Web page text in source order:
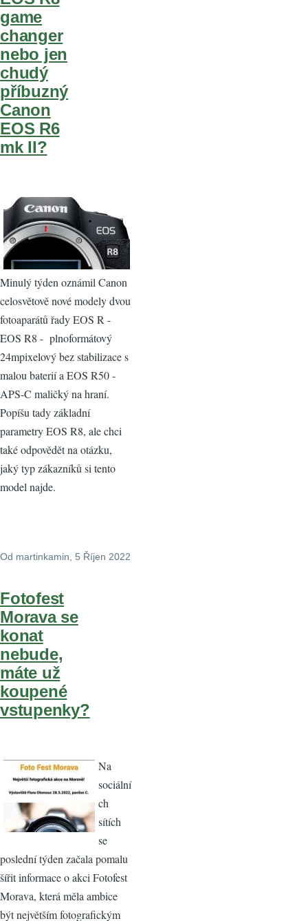
game
changer
nebo jen
chudý
příbuzný
Canon
EOS R6
mk II?
Minulý týden oznámil Canon
celosvětově nové modely dvou
fotoaparátů řady EOS R -
EOS R8 - plnoformátový
24mpixelový bez stabilizace s
malou baterií a EOS R50 -
APS-C maličký na hraní.
Popíšu tady základní
parametry EOS R8, ale chci
také odpovědět na otázku,
jaký typ zákazníků si tento
model najde.
Od martinkamin, 5 Říjen 2022
Fotofest
Morava se
konat
nebude,
máte už
koupené
vstupenky?
Na
sociální
ch
sítích
se
poslední týden začala pomalu
šířit informace o akci Fotofest
Morava, která měla ambice
být největším fotografickým